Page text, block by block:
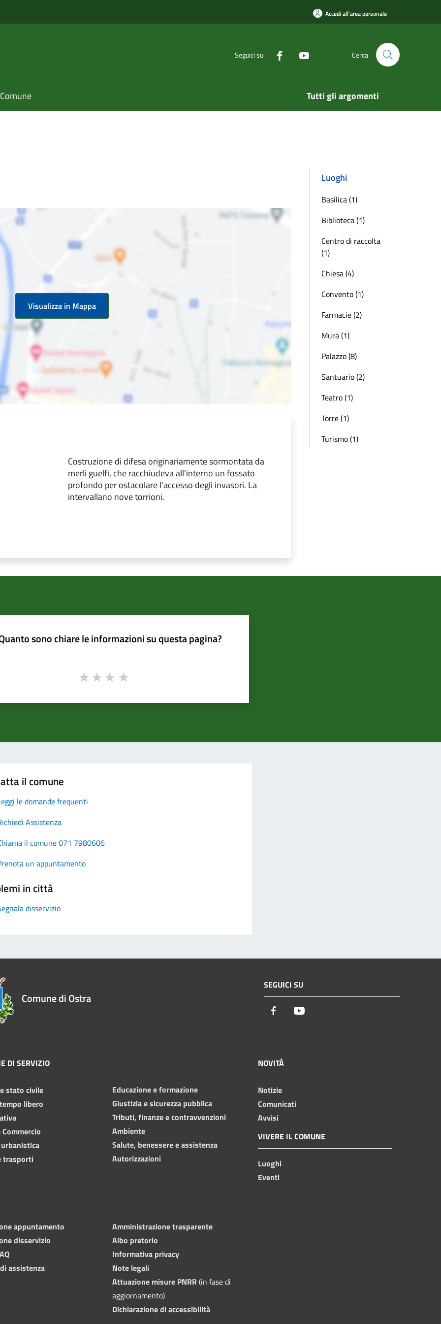
Accedi all'area personale
Seguici su Cerca
Tutti gli argomenti
Visualizza in Mappa
Costruzione di difesa originariamente sormontata da
merli guelfi, che racchiudeva all'interno un fossato
profondo per ostacolare l'accesso degli invasori. La
intervallano nove torrioni.
Luoghi
Basilica (1)
Biblioteca (1)
Centro di raccolta
(1)
Chiesa (4)
Convento (1)
Farmacie (2)
Mura (1)
Palazzo (8)
Santuario (2)
Teatro (1)
Torre (1)
Turismo (1)
sono chiare le informazioni su questa pagina?
il comune
le domande frequenti
Assistenza
il comune 071 7980606
un appuntamento
in città
disservizio
Comune di Ostra
SEGUICI SU
Facebook
DI SERVIZIO
stato civile
libero
trasporti
Educazione e formazione
Giustizia e sicurezza pubblica
Tributi, finanze e contravvenzioni
Ambiente
Salute, benessere e assistenza
Autorizzazioni
NOVITÀ
Notizie
Comunicati
Avvisi
VIVERE IL COMUNE
Luoghi
Eventi
appuntamento
disservizio
assistenza
Amministrazione trasparente
Albo pretorio
Informativa privacy
Note legali
Attuazione misure PNRR(in fase di
aggiornamento)
Dichiarazione di accessibilità